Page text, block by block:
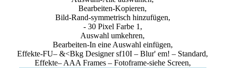
Bearbeiten-Kopieren,
Bild-Rand-symmetrisch hinzufügen,
- 30 Pixel Farbe 1,
Auswahl umkehren,
Bearbeiten-In eine Auswahl einfügen,
Effekte-FU– &<Bkg Designer sf10I – Blur' em! – Standard,
Effekte– AAA Frames – Fotoframe-siehe Screen,